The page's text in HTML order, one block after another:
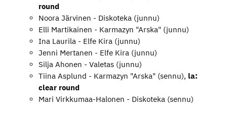
round
Noora Järvinen - Diskoteka (junnu)
Elli Martikainen - Karmazyn "Arska" (junnu)
Ina Laurila - Elfe Kira (junnu)
Jenni Mertanen - Elfe Kira (junnu)
Silja Ahonen - Valetas (junnu)
Tiina Asplund - Karmazyn "Arska" (sennu), la:
clear round
Mari Virkkumaa-Halonen - Diskoteka (sennu)